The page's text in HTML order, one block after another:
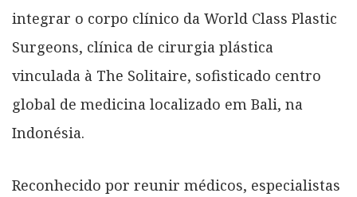
integrar o corpo clínico da World Class Plastic
Surgeons, clínica de cirurgia plástica
vinculada à The Solitaire, sofisticado centro
global de medicina localizado em Bali, na
Indonésia.
Reconhecido por reunir médicos, especialistas